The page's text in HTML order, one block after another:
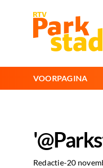
VOORPAGINA
Redactie-20